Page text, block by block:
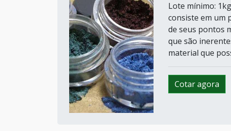
Lote mínimo:
consiste em um
de seus pontos
que são
material que
Cotar agora